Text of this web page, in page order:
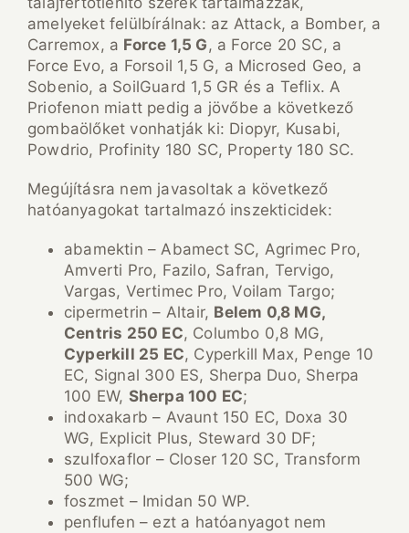
amelyeket felülbírálnak: az Attack, a Bomber, a
Carremox, a Force 1,5 G, a Force 20 SC, a
Force Evo, a Forsoil 1,5 G, a Microsed Geo, a
Sobenio, a SoilGuard 1,5 GR és a Teflix. A
Priofenon miatt pedig a jövőbe a következő
gombaölőket vonhatják ki: Diopyr, Kusabi,
Powdrio, Profinity 180 SC, Property 180 SC.
Megújításra nem javasoltak a következő
hatóanyagokat tartalmazó inszekticidek:
abamektin – Abamect SC, Agrimec Pro,
Amverti Pro, Fazilo, Safran, Tervigo,
Vargas, Vertimec Pro, Voilam Targo;
cipermetrin – Altair, Belem 0,8 MG,
Centris 250 EC, Columbo 0,8 MG,
Cyperkill 25 EC, Cyperkill Max, Penge 10
EC, Signal 300 ES, Sherpa Duo, Sherpa
100 EW, Sherpa 100 EC;
indoxakarb – Avaunt 150 EC, Doxa 30
WG, Explicit Plus, Steward 30 DF;
szulfoxaflor – Closer 120 SC, Transform
500 WG;
foszmet – Imidan 50 WP.
penflufen – ezt a hatóanyagot nem